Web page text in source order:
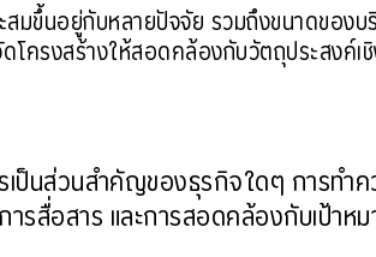
สมขึ้นอยู่กับหลายปัจจัย รวมถึงขนาดขอ
โครงสร้างให้สอดคล้องกับวัตถุประสงค์เ
นส่วนสำคัญของธุรกิจใดๆ การทำค
สื่อสาร และการสอดคล้องกับเป้าห